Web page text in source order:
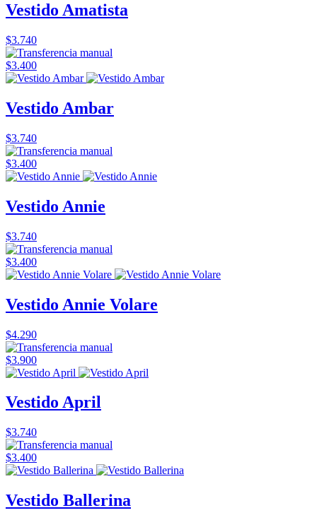
Vestido Amatista
$3.740
$3.400
Vestido Ambar
$3.740
$3.400
Vestido Annie
$3.740
$3.400
Vestido Annie Volare
$4.290
$3.900
Vestido April
$3.740
$3.400
Vestido Ballerina